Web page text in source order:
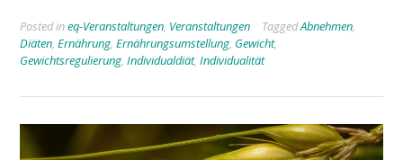
Posted ineq-Veranstaltungen, Veranstaltungen TaggedAbnehmen,
Diäten, Ernährung, Ernährungsumstellung, Gewicht,
Gewichtsregulierung, Individualdiät, Individualität